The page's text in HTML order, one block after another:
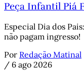
Peça Infantil Piá
Especial Dia dos
não pagam ingresso!
Por Redação Matinal
/ 6 ago 2026